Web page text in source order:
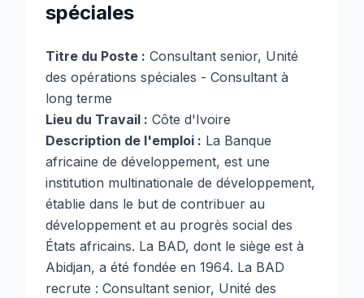
spéciales
Titre du Poste : Consultant senior, Unité
des opérations spéciales - Consultant à
long terme
Lieu du Travail : Côte d'Ivoire
Description de l'emploi : La Banque
africaine de développement, est une
institution multinationale de développement,
établie dans le but de contribuer au
développement et au progrès social des
États africains. La BAD, dont le siège est à
Abidjan, a été fondée en 1964. La BAD
recrute : Consultant senior, Unité des